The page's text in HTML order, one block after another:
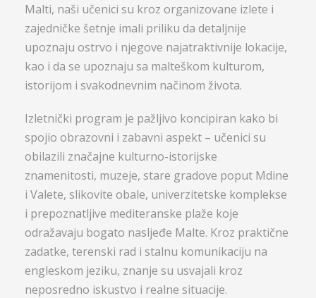
Malti, naši učenici su kroz organizovane izlete i
zajedničke šetnje imali priliku da detaljnije
upoznaju ostrvo i njegove najatraktivnije lokacije,
kao i da se upoznaju sa malteškom kulturom,
istorijom i svakodnevnim načinom života.
Izletnički program je pažljivo koncipiran kako bi
spojio obrazovni i zabavni aspekt – učenici su
obilazili značajne kulturno-istorijske
znamenitosti, muzeje, stare gradove poput Mdine
i Valete, slikovite obale, univerzitetske komplekse
i prepoznatljive mediteranske plaže koje
odražavaju bogato nasljeđe Malte. Kroz praktične
zadatke, terenski rad i stalnu komunikaciju na
engleskom jeziku, znanje su usvajali kroz
neposredno iskustvo i realne situacije.